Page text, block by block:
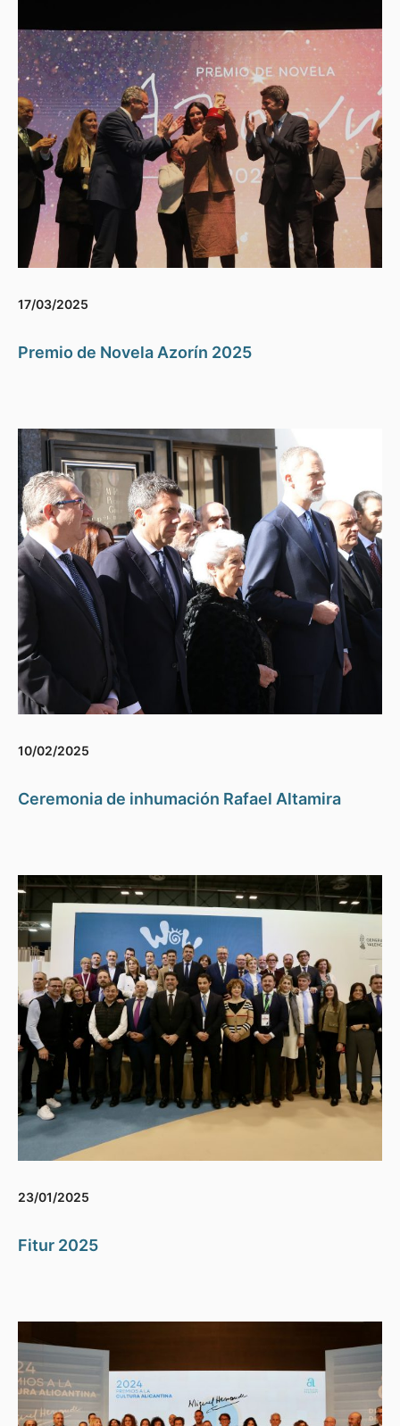
17/03/2025
Premio de Novela Azorín 2025
10/02/2025
Ceremonia de inhumación Rafael Altamira
23/01/2025
Fitur 2025